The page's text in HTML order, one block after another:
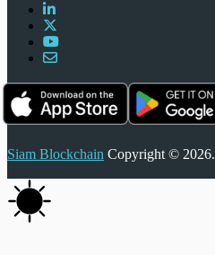
Siam Blockchain Copyright © 2026.